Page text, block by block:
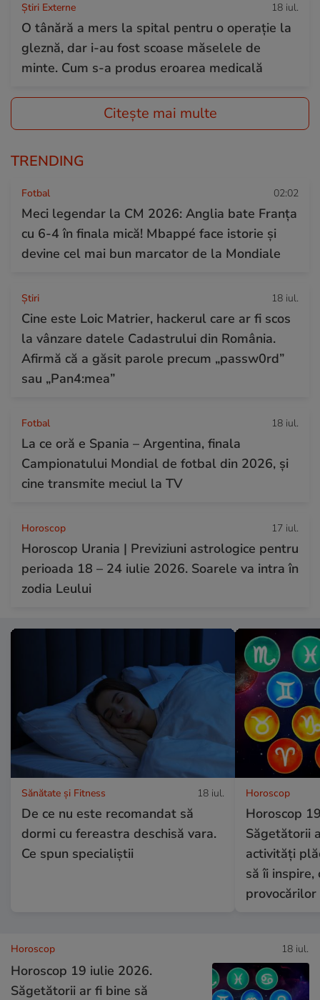
Știri Externe 18 iul.
O tânără a mers la spital pentru o operație la
gleznă, dar i-au fost scoase măselele de
minte. Cum s-a produs eroarea medicală
Citește mai multe
TRENDING
Fotbal 02:02
Meci legendar la CM 2026: Anglia bate Franța
cu 6-4 în finala mică! Mbappé face istorie și
devine cel mai bun marcator de la Mondiale
Ştiri 18 iul.
Cine este Loic Matrier, hackerul care ar fi scos
la vânzare datele Cadastrului din România.
Afirmă că a găsit parole precum „passw0rd”
sau „Pan4:mea”
Fotbal 18 iul.
La ce oră e Spania – Argentina, finala
Campionatului Mondial de fotbal din 2026, și
cine transmite meciul la TV
Horoscop 17 iul.
Horoscop Urania | Previziuni astrologice pentru
perioada 18 – 24 iulie 2026. Soarele va intra în
zodia Leului
Sănătate și Fitness 18 iul.
De ce nu este recomandat să
dormi cu fereastra deschisă vara.
Ce spun specialiștii
Horoscop
Horoscop
Săgetătorii
activități
să îi inspire,
provocărilor
Horoscop 18 iul.
Horoscop 19 iulie 2026.
Săgetătorii ar fi bine să